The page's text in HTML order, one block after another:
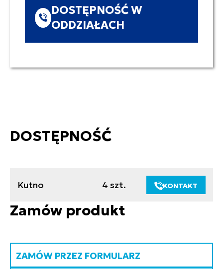
DOSTĘPNOŚĆ W
ODDZIAŁACH
DOSTĘPNOŚĆ
Kutno 4 szt. KONTAKT
Zamów produkt
ZAMÓW PRZEZ FORMULARZ